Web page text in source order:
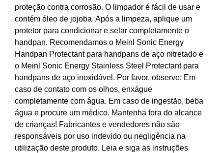
proteção contra corrosão. O limpador é fácil de usar e
contém óleo de jojoba. Após a limpeza, aplique um
protetor para condicionar e selar completamente o
handpan. Recomendamos o Meinl Sonic Energy
Handpan Protectant para handpans de aço nitretado e
o Meinl Sonic Energy Stainless Steel Protectant para
handpans de aço inoxidável. Por favor, observe: Em
caso de contato com os olhos, enxágue
completamente com água. Em caso de ingestão, beba
água e procure um médico. Mantenha fora do alcance
de crianças! Fabricantes e vendedores não são
responsáveis por uso indevido ou negligência na
utilização deste produto. Leia e siga as instruções